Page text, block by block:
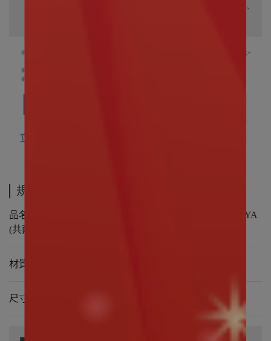
規格說明
品名 CHIIKAWA｜吉伊卡哇 透明收納掛包 電影時光&YA
(共兩款)
材質 塑膠(PVC) 、金屬
尺寸 約10 x 6 x 14cm